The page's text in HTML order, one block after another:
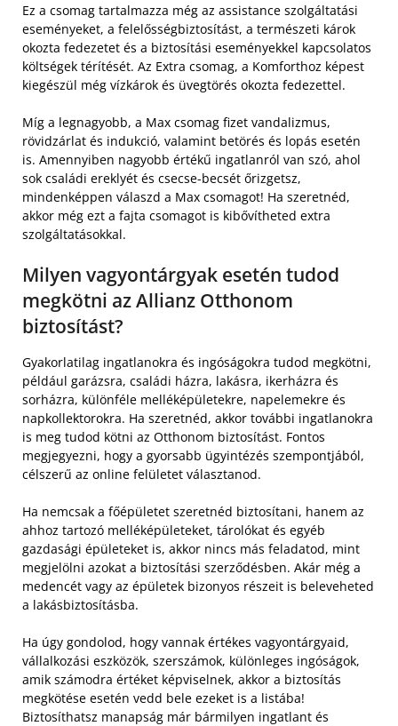
Ez a csomag tartalmazza még az assistance szolgáltatási
eseményeket, a felelősségbiztosítást, a természeti károk
okozta fedezetet és a biztosítási eseményekkel kapcsolatos
költségek térítését. Az Extra csomag, a Komforthoz képest
kiegészül még vízkárok és üvegtörés okozta fedezettel.
Míg a legnagyobb, a Max csomag fizet vandalizmus,
rövidzárlat és indukció, valamint betörés és lopás esetén
is. Amennyiben nagyobb értékű ingatlanról van szó, ahol
sok családi ereklyét és csecse-becsét őrizgetsz,
mindenképpen válaszd a Max csomagot! Ha szeretnéd,
akkor még ezt a fajta csomagot is kibővítheted extra
szolgáltatásokkal.
Milyen vagyontárgyak esetén tudod
megkötni az Allianz Otthonom
biztosítást?
Gyakorlatilag ingatlanokra és ingóságokra tudod megkötni,
például garázsra, családi házra, lakásra, ikerházra és
sorházra, különféle melléképületekre, napelemekre és
napkollektorokra. Ha szeretnéd, akkor további ingatlanokra
is meg tudod kötni az Otthonom biztosítást. Fontos
megjegyezni, hogy a gyorsabb ügyintézés szempontjából,
célszerű az online felületet választanod.
Ha nemcsak a főépületet szeretnéd biztosítani, hanem az
ahhoz tartozó melléképületeket, tárolókat és egyéb
gazdasági épületeket is, akkor nincs más feladatod, mint
megjelölni azokat a biztosítási szerződésben. Akár még a
medencét vagy az épületek bizonyos részeit is beleveheted
a lakásbiztosításba.
Ha úgy gondolod, hogy vannak értékes vagyontárgyaid,
vállalkozási eszközök, szerszámok, különleges ingóságok,
amik számodra értéket képviselnek, akkor a biztosítás
megkötése esetén vedd bele ezeket is a listába!
Biztosíthatsz manapság már bármilyen ingatlant és